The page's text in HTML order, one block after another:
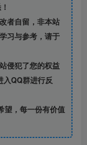
者自留， 非本站
习与参考，请于
侵犯了您的权益
入QQ群进行反
望，每一份有价值